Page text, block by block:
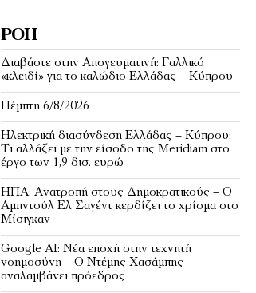
ΡΟΉ
Διαβάστε στην Απογευματινή: Γαλλικό
«κλειδί» για το καλώδιο Ελλάδας – Κύπρου
Πέμπτη 6/8/2026
Ηλεκτρική διασύνδεση Ελλάδας – Κύπρου:
Τι αλλάζει με την είσοδο της Meridiam στο
έργο των 1,9 δισ. ευρώ
ΗΠΑ: Ανατροπή στους Δημοκρατικούς – Ο
Αμπντούλ Ελ Σαγέντ κερδίζει το χρίσμα στο
Μίσιγκαν
Google AI: Νέα εποχή στην τεχνητή
νοημοσύνη – Ο Ντέμης Χασάμπης
αναλαμβάνει πρόεδρος